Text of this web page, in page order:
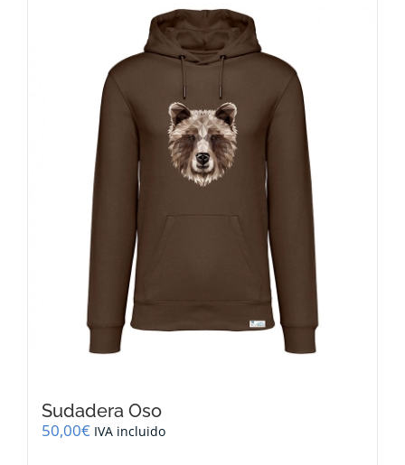
variantes.
Las
opciones
se
pueden
elegir
en
la
página
de
producto
Sudadera Oso
50,00€ IVA incluido